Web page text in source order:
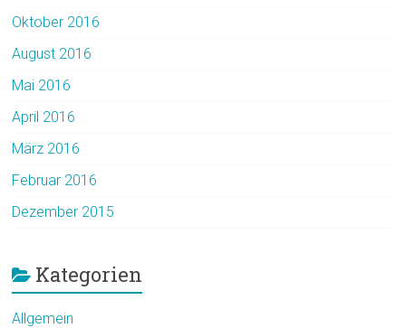
Oktober 2016
August 2016
Mai 2016
April 2016
März 2016
Februar 2016
Dezember 2015
Kategorien
Allgemein